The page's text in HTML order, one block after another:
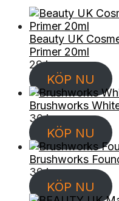
Beauty UK
Primer 20ml
29kr
KÖP NU
Brushworks
30kr
KÖP NU
Brushworks
39kr
KÖP NU